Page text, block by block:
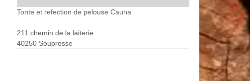
Tonte et refection de pelouse Cauna
211 chemin de la laiterie
40250 Souprosse